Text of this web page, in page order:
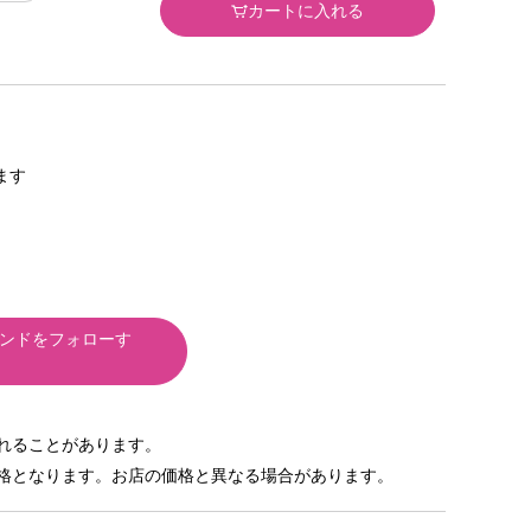
す
ドをフォローす
ことがあります。
なります。お店の価格と異なる場合があります。
カートに入れる